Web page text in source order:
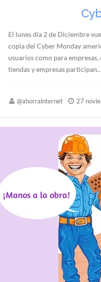
El lunes día 2 de Diciembre
copia del Cyber Monday
usuarios como para
tiendas y empresas
@ahorrainternet 27